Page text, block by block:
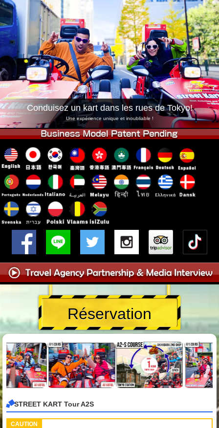
Accès FAQ
Entreprise Réservation
Changer de Magasin
Tokyo Shinagawa Tokyo Akihabara#1
Tokyo Akihabara#2 Tokyo Shibuya
Tokyo Shibuya Annexe Baie de Tokyo
Tokyo Asakusa Osaka
Okinawa
Conduisez un kart dans les rues de Tokyo!
Une expérience unique et inoubliable !
Réservation
STREET KART Tour A2S
CAUTION